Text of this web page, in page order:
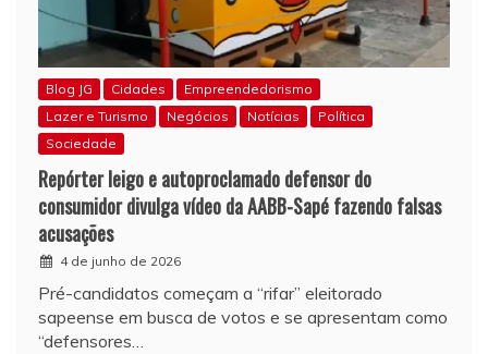
Blog JG Cidades
Empreendedorismo
Lazer e Turismo
Negócios Notícias
Política
Sociedade
Repórter leigo e autoproclamado defensor do
consumidor divulga vídeo da AABB-Sapé fazendo falsas
acusações
4 de junho de 2026
Pré-candidatos começam a “rifar” eleitorado
sapeense em busca de votos e se apresentam como
“defensores…